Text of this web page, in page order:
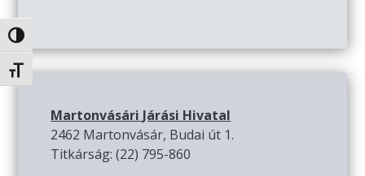
Nagy kontraszt váltása
Betűméret váltása
Martonvásári Járási Hivatal
2462 Martonvásár, Budai út 1.
Titkárság: (22) 795-860